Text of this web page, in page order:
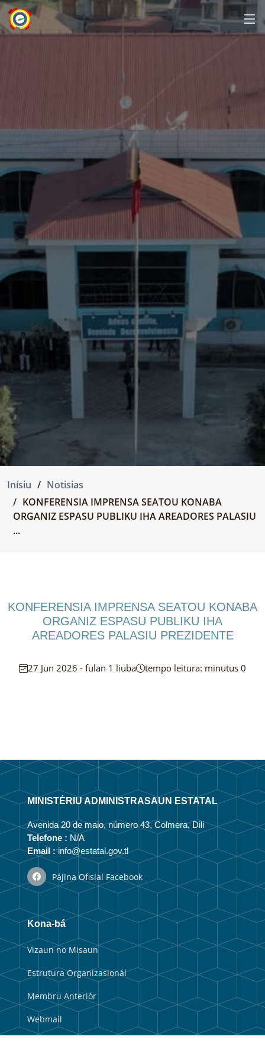
Inísiu
Notisias
KONFERENSIA IMPRENSA SEATOU KONABA
ORGANIZ ESPASU PUBLIKU IHA AREADORES PALASIU
...
KONFERENSIA IMPRENSA SEATOU KONABA
ORGANIZ ESPASU PUBLIKU IHA
AREADORES PALASIU PREZIDENTE
27 Jun 2026 - fulan 1 liuba tempo leitura: minutus 0
MINISTÉRIU ADMINISTRASAUN ESTATAL
Avenida 20 de maio, número 43, Colmera, Dili
Telefone : N/A
Email :info@estatal.gov.tl
Pájina Ofisial Facebook
Kona-bá
Vizaun no Misaun
Estrutura Organizasionál
Membru Anteriór
Webmail